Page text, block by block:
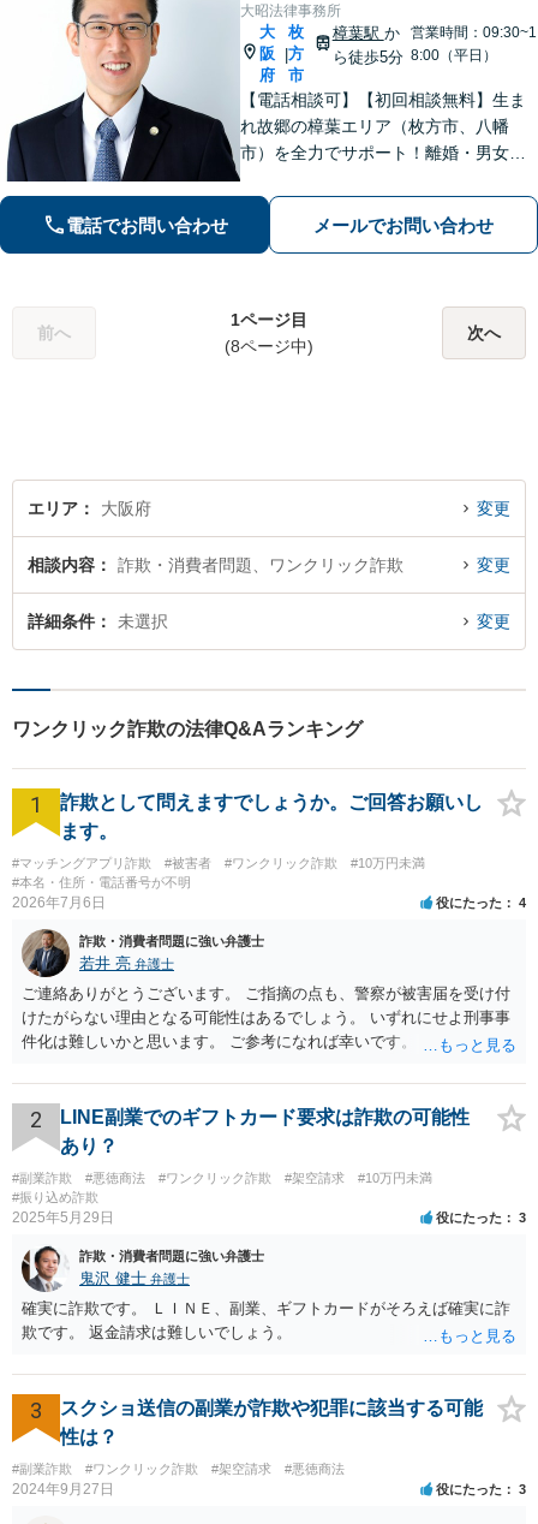
大昭法律事務所
大
阪
府
|
枚
方
市
樟葉駅 か
ら徒歩5分
営業時間：09:30~1
8:00（平日）
【電話相談可】【初回相談無料】生ま
れ故郷の樟葉エリア（枚方市、八幡
市）を全力でサポート！離婚・男女問
交通事故などに注力。どんな小さなお
悩みでお気軽にご相談ください【夜
間・休日面談】【完全個室】【樟葉駅5
電話でお問い合わせ メールでお問い合わせ
前へ
1ページ目
(8ページ中)
次へ
エリア 大阪府 変更
相談内容 詐欺・消費者問題、ワンクリック詐欺 変更
詳細条件 未選択 変更
ワンクリック詐欺の法律Q&Aランキング
1
詐欺として問えますでしょうか。ご回答お願いし
ます。
#マッチングアプリ詐欺 #被害者 #ワンクリック詐欺
#10万円未満
#本名・住所・電話番号が不明
2026年7月6日 役にたった 4
詐欺・消費者問題に強い弁護士
若井 亮 弁護士
ご連絡ありがとうございます。 ご指摘の点も、警察が被害届を受け付
けたがらない理由となる可能性はあるでしょう。 いずれにせよ刑事事
件化は難しいかと思います。 ご参考になれば幸いです。
2
LINE副業でのギフトカード要求は詐欺の可能性
あり？
#副業詐欺 #悪徳商法 #ワンクリック詐欺 #架空請求
#10万円未満
#振り込め詐欺
2025年5月29日 役にたった 3
詐欺・消費者問題に強い弁護士
鬼沢 健士 弁護士
確実に詐欺です。 ＬＩＮＥ、副業、ギフトカードがそろえば確実に詐
欺です。 返金請求は難しいでしょう。
3
スクショ送信の副業が詐欺や犯罪に該当する可能
性は？
#副業詐欺 #ワンクリック詐欺 #架空請求 #悪徳商法
2024年9月27日 役にたった 3